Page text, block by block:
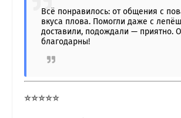
Всё понравилось: от общения с
вкуса плова. Помогли даже с
доставили, подождали — приятно.
благодарны!
⭐⭐⭐⭐⭐